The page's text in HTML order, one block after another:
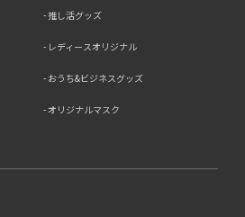
推し活グッズ
レディースオリジナル
おうち&ビジネスグッズ
オリジナルマスク